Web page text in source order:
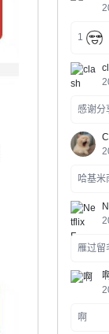
1
感谢分
哈基米
雁过留
啊
啊